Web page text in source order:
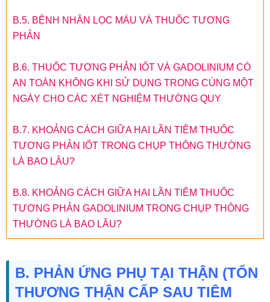
B.5. BỆNH NHÂN LỌC MÁU VÀ THUỐC TƯƠNG
PHẢN
B.6. THUỐC TƯƠNG PHẢN IỐT VÀ GADOLINIUM CÓ
AN TOÀN KHÔNG KHI SỬ DỤNG TRONG CÙNG MỘT
NGÀY CHO CÁC XÉT NGHIỆM THƯỜNG QUY
B.7. KHOẢNG CÁCH GIỮA HAI LẦN TIÊM THUỐC
TƯƠNG PHẢN IỐT TRONG CHỤP THÔNG THƯỜNG
LÀ BAO LÂU?
B.8. KHOẢNG CÁCH GIỮA HAI LẦN TIÊM THUỐC
TƯƠNG PHẢN GADOLINIUM TRONG CHỤP THÔNG
THƯỜNG LÀ BAO LÂU?
B. PHẢN ỨNG PHỤ TẠI THẬN (TỔN
THƯƠNG THẬN CẤP SAU TIÊM